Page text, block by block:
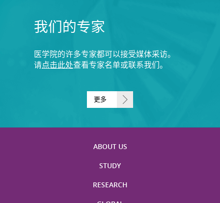
我们的专家
医学院的许多专家都可以接受媒体采访。
请点击此处查看专家名单或联系我们。
更多
ABOUT US
STUDY
RESEARCH